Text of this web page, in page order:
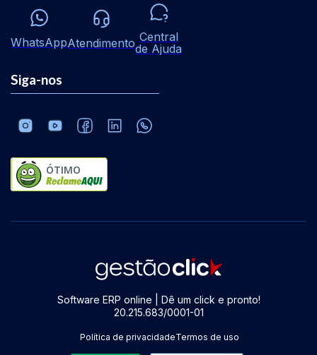
WhatsAppAtendimento Central
de Ajuda
Siga-nos
ÓTIMO
Software ERP online | Dê um click e pronto!
20.215.683/0001-01
Política de privacidadeTermos de uso